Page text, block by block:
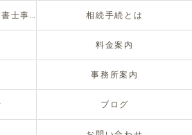
大阪市の司法書士･永田司法書士事務所のお客様の声 相続手続とは
料金案内
事務所案内
ブログ